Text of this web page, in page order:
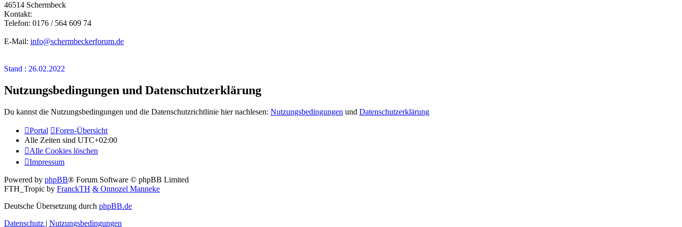
46514 Schermbeck
Kontakt:
Telefon: 0176 / 564 609 74
E-Mail: info@schermbeckerforum.de
Stand : 26.02.2022
Nutzungsbedingungen und Datenschutzerklärung
Du kannst die Nutzungsbedingungen und die Datenschutzrichtlinie hier nachlesen: Nutzungsbedingungen und Datenschutzerklärung
Portal
Foren-Übersicht
Alle Zeiten sind UTC+02:00
Alle Cookies löschen
Impressum
Powered by phpBB® Forum Software © phpBB Limited
FTH_Tropic by FranckTH & Onnozel Manneke
Deutsche Übersetzung durch phpBB.de
Datenschutz | Nutzungsbedingungen